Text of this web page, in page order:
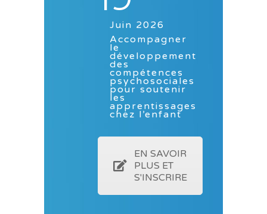
Juin 2026
Accompagner
le
développement
des
compétences
psychosociales
pour soutenir
les
apprentissages
chez l’enfant
EN SAVOIR
PLUS ET
S'INSCRIRE